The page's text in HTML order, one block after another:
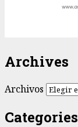
Archives
Archivos
Categories